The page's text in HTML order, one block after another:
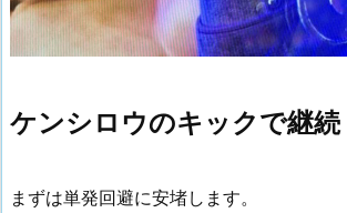
ケンシロウのキックで継続
まずは単発回避に安堵します。